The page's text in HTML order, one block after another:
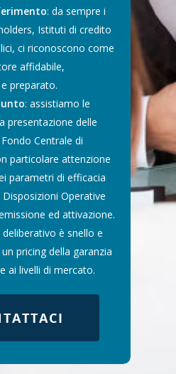
: da sempre i
Istituti di credito
ci riconoscono come
affidabile,
preparato.
: assistiamo le
presentazione delle
Centrale di
particolare attenzione
parametri di efficacia
Operative
ed attivazione.
è snello e
pricing della garanzia
ai livelli di mercato.